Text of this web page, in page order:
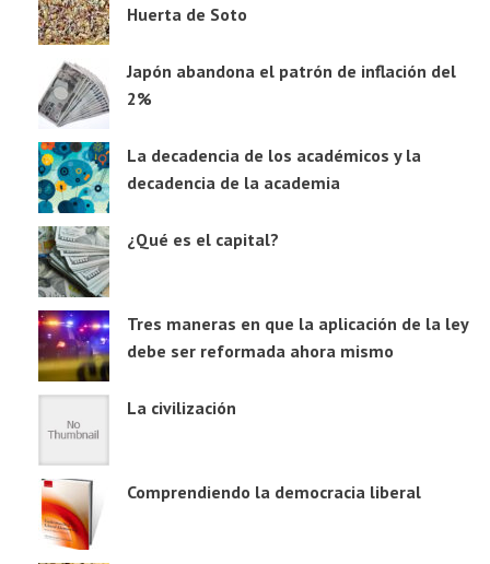
Huerta de Soto
Japón abandona el patrón de inflación del
2%
La decadencia de los académicos y la
decadencia de la academia
¿Qué es el capital?
Tres maneras en que la aplicación de la ley
debe ser reformada ahora mismo
La civilización
Comprendiendo la democracia liberal